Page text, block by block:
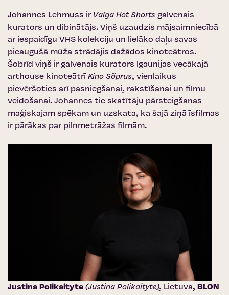
Johannes Lehmuss ir Valga Hot Shorts galvenais
kurators un dibinātājs. Viņš uzaudzis mājsaimniecībā
ar iespaidīgu VHS kolekciju un lielāko daļu savas
pieaugušā mūža strādājis dažādos kinoteātros.
Šobrīd viņš ir galvenais kurators Igaunijas vecākajā
arthouse kinoteātrīKino Sõprus, vienlaikus
pievēršoties arī pasniegšanai, rakstīšanai un filmu
veidošanai. Johannes tic skatītāju pārsteigšanas
maģiskajam spēkam un uzskata, ka šajā ziņā īsfilmas
ir pārākas par pilnmetrāžas filmām.
Justina Polikaityte (Justina Polikaityte), Lietuva, BLON